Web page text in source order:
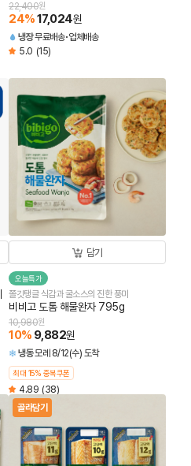
22,400원
24%17,024원
냉장무료배송 업체배송
5.0 (15)
담기
오늘특가
쫄깃탱글 식감과 굴소스의 진한 풍미
비비고 도톰 해물완자 795g
10,980원
10% 9,882원
냉동모레 8/12(수) 도착
최대 15% 중복쿠폰
4.89 (38)
골라담기